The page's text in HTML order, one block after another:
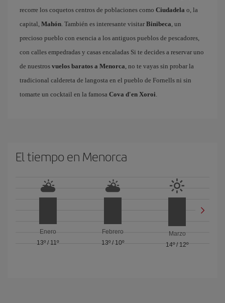
recorre los coquetos centros de poblaciones como Ciudadela o, la
capital, Mahón. También es interesante visitar Binibeca, un
precioso pueblo con esencia a los antiguos pueblos de pescadores,
con calles empedradas y casas encaladas Si te decides a reservar uno
de nuestros vuelos baratos a Menorca, no te vayas sin probar la
tradicional caldereta de langosta en el pueblo de Fornells ni sin
tomarte un cocktail en la famosa Cova d'en Xoroi.
El tiempo en Menorca
Enero
13º / 11º
Febrero
13º/ 10º
Marzo
14º/ 12º